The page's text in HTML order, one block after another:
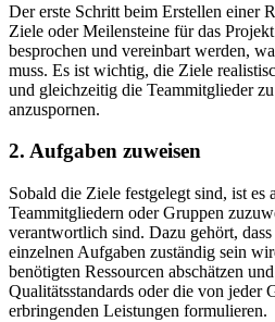
Der erste Schritt beim Erstellen einer
Ziele oder Meilensteine für das
besprochen und vereinbart werden,
muss. Es ist wichtig, die Ziele
und gleichzeitig die Teammitglieder
anzuspornen.
2. Aufgaben zuweisen
Sobald die Ziele festgelegt sind, ist es
Teammitgliedern oder Gruppen
verantwortlich sind. Dazu gehört,
einzelnen Aufgaben zuständig sein
benötigten Ressourcen abschätzen
Qualitätsstandards oder die von jeder
erbringenden Leistungen formulieren.